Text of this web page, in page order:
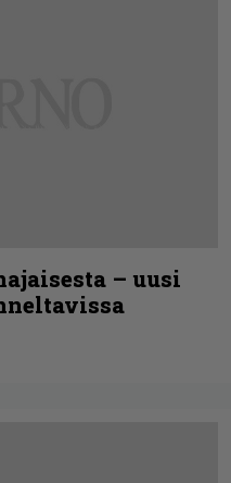
– uusi